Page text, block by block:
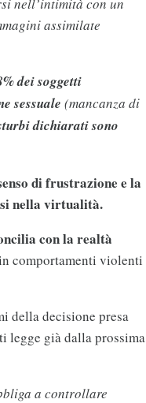
assimilate
dei soggetti
sessuale (mancanza di
dichiarati sono
di frustrazione e la
nella virtualità.
con la realtà
comportamenti violenti
della decisione presa
legge già dalla prossima
a controllare